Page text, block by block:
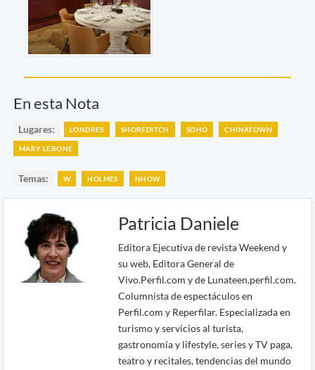
En esta Nota
Lugares: LONDRES SHOREDITCH SOHO CHINATOWN
MARY LEBONE
Temas: W HOLMES NHOW
Patricia Daniele
Editora Ejecutiva de revista Weekend y
su web, Editora General de
Vivo.Perfil.com y de Lunateen.perfil.com.
Columnista de espectáculos en
Perfil.com y Reperfilar. Especializada en
turismo y servicios al turista,
gastronomía y lifestyle, series y TV paga,
teatro y recitales, tendencias del mundo